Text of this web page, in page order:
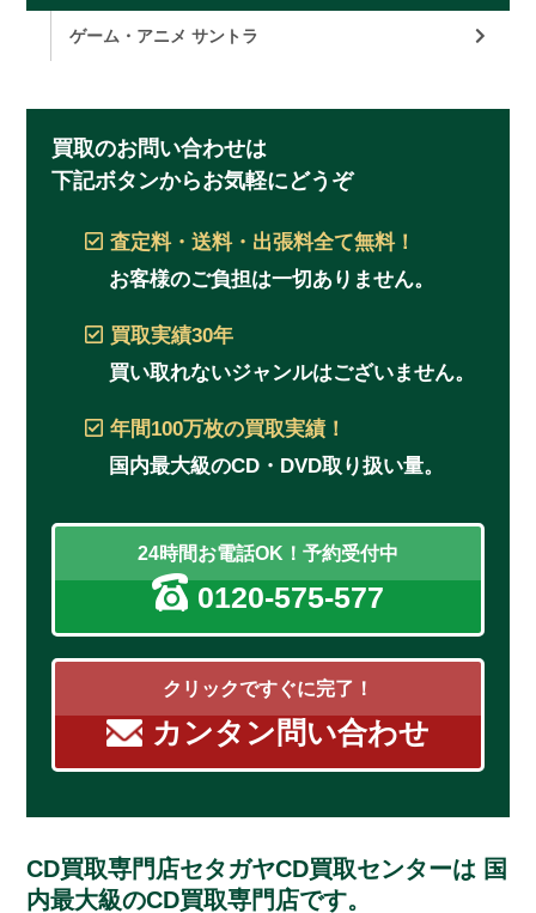
ゲーム・アニメ サントラ
買取のお問い合わせは
下記ボタンからお気軽にどうぞ
査定料・送料・出張料全て無料！
お客様のご負担は一切ありません。
買取実績30年
買い取れないジャンルはございません。
年間100万枚の買取実績！
国内最大級のCD・DVD取り扱い量。
24時間お電話OK！予約受付中
0120-575-577
クリックですぐに完了！
カンタン問い合わせ
CD買取専門店セタガヤCD買取センターは 国
内最大級のCD買取専門店です。